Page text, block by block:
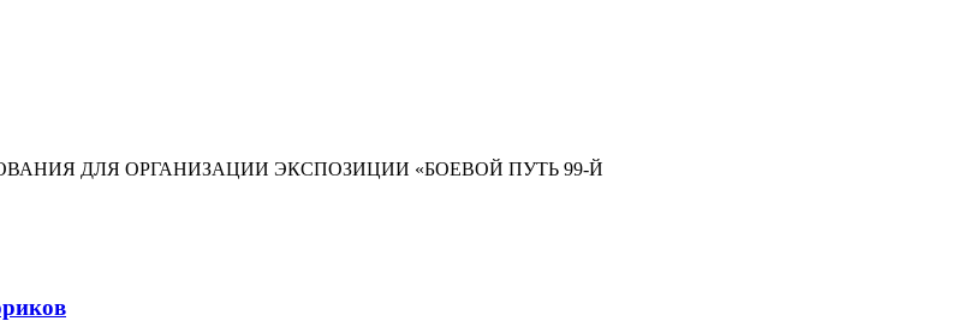
ДЛЯ ОРГАНИЗАЦИИ ЭКСПОЗИЦИИ «БОЕВОЙ ПУТЬ 99-Й